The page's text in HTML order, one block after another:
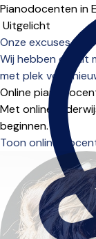
Pianodocenten in
Sorteervolgorde
Onze excuses...
Wij hebben op dit
met plek voor
Online
Met
beginnen.
Toon online